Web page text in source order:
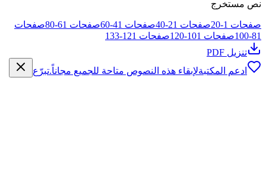
نص مستخرج
صفحات 1
-
20صفحات 21
-
40صفحات 41
-
60صفحات 61
-
80صفحات
81
-
100صفحات 101
-
120صفحات 121
-
133
تنزيل PDF
ادعم المكتبةلإبقاء هذه النصوص متاحة للجميع مجاناً.تبرّع